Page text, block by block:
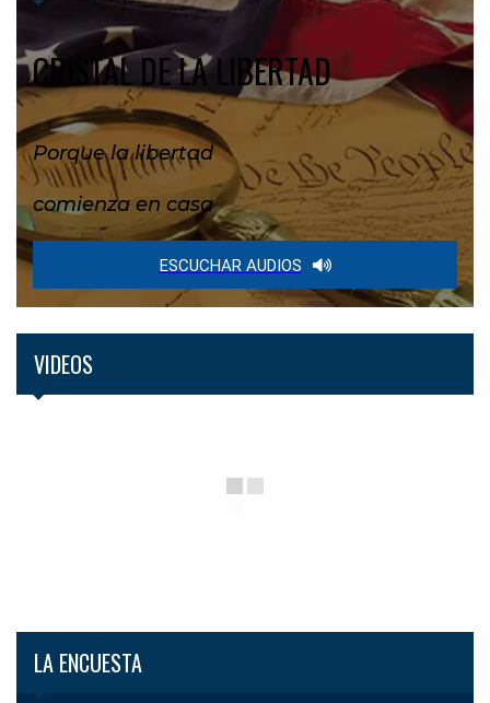
CRISTAL DE LA LIBERTAD
Porque la libertad
comienza en casa
ESCUCHAR AUDIOS
VIDEOS
LA ENCUESTA